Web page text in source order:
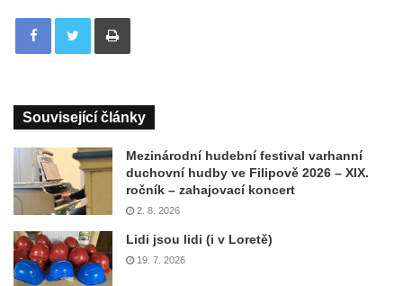
Tisknout
Související články
Mezinárodní hudební festival varhanní
duchovní hudby ve Filipově 2026 – XIX.
ročník – zahajovací koncert
2. 8. 2026
Lidi jsou lidi (i v Loretě)
19. 7. 2026